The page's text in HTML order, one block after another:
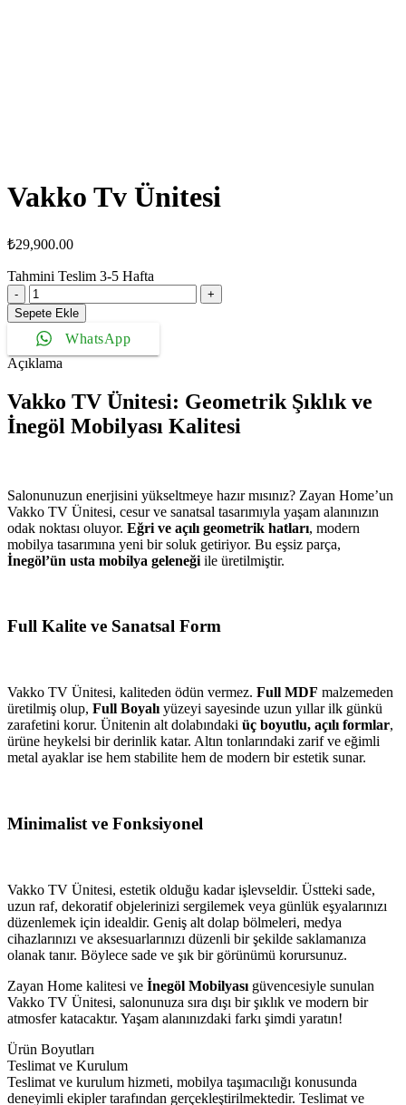
Vakko Tv Ünitesi
₺29,900.00
Tahmini Teslim 3-5 Hafta
Vakko
Tv
Ünitesi
adet
Sepete Ekle
WhatsApp
Açıklama
Vakko TV Ünitesi: Geometrik Şıklık ve
İnegöl Mobilyası Kalitesi
Salonunuzun enerjisini yükseltmeye hazır mısınız? Zayan Home’un
Vakko TV Ünitesi, cesur ve sanatsal tasarımıyla yaşam alanınızın
odak noktası oluyor. Eğri ve açılı geometrik hatları, modern
mobilya tasarımına yeni bir soluk getiriyor. Bu eşsiz parça,
İnegöl’ün usta mobilya geleneği ile üretilmiştir.
Full Kalite ve Sanatsal Form
Vakko TV Ünitesi, kaliteden ödün vermez. Full MDF malzemeden
üretilmiş olup, Full Boyalı yüzeyi sayesinde uzun yıllar ilk günkü
zarafetini korur. Ünitenin alt dolabındaki üç boyutlu, açılı formlar,
ürüne heykelsi bir derinlik katar. Altın tonlarındaki zarif ve eğimli
metal ayaklar ise hem stabilite hem de modern bir estetik sunar.
Minimalist ve Fonksiyonel
Vakko TV Ünitesi, estetik olduğu kadar işlevseldir. Üstteki sade,
uzun raf, dekoratif objelerinizi sergilemek veya günlük eşyalarınızı
düzenlemek için idealdir. Geniş alt dolap bölmeleri, medya
cihazlarınızı ve aksesuarlarınızı düzenli bir şekilde saklamanıza
olanak tanır. Böylece sade ve şık bir görünümü korursunuz.
Zayan Home kalitesi ve İnegöl Mobilyası güvencesiyle sunulan
Vakko TV Ünitesi, salonunuza sıra dışı bir şıklık ve modern bir
atmosfer katacaktır. Yaşam alanınızdaki farkı şimdi yaratın!
Ürün Boyutları
Teslimat ve Kurulum
Teslimat ve kurulum hizmeti, mobilya taşımacılığı konusunda
deneyimli ekipler tarafından gerçekleştirilmektedir. Teslimat ve